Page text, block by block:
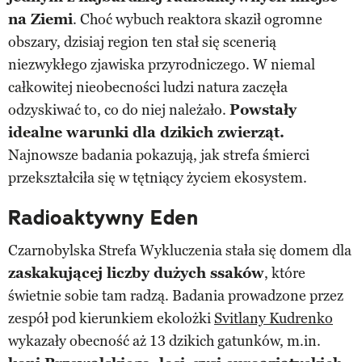
na Ziemi. Choć wybuch reaktora skaził ogromne
obszary, dzisiaj region ten stał się scenerią
niezwykłego zjawiska przyrodniczego. W niemal
całkowitej nieobecności ludzi natura zaczęła
odzyskiwać to, co do niej należało. Powstały
idealne warunki dla dzikich zwierząt.
Najnowsze badania pokazują, jak strefa śmierci
przekształciła się w tętniący życiem ekosystem.
Radioaktywny Eden
Czarnobylska Strefa Wykluczenia stała się domem dla
zaskakującej liczby dużych ssaków, które
świetnie sobie tam radzą. Badania prowadzone przez
zespół pod kierunkiem ekolożkiSvitlany Kudrenko
wykazały obecność aż 13 dzikich gatunków, m.in.